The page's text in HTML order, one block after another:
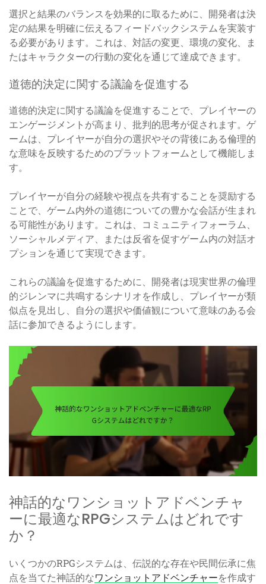
選択と結果のバランスを効果的に取るために、開発者は決
定の結果を明確に伝えるフィードバックシステムを実装す
る必要があります。これは、対話の変更、環境の変化、ま
たはキャラクターの行動の変化を通じて達成できます。
道徳的決定に関する議論を促進する
道徳的決定に関する議論を促進することで、プレイヤーの
エンゲージメントが高まり、批判的思考が促されます。ゲ
ームは、プレイヤーが自分の選択やその背後にある倫理的
な意味を反映するためのプラットフォームとして機能しま
す。
プレイヤーが自分の経験や視点を共有することを奨励する
ことで、ゲーム内外の道徳についての豊かな会話が生まれ
る可能性があります。これは、コミュニティフォーラム、
ソーシャルメディア、または反省を促すゲーム内の対話オ
プションを通じて実現できます。
これらの議論を促進するために、開発者は現実世界の倫理
的ジレンマに共鳴するシナリオを作成し、プレイヤーが類
似点を見出し、自分の選択や価値観について意味のある会
話に参加できるようにします。
神話的なワンショットアドベンチャ
ーに最適なRPGシステムはどれです
か？
いくつかのRPGシステムは、伝説的な存在や民間伝承に焦
点を当てた神話的なワンショットアドベンチャーを作成す